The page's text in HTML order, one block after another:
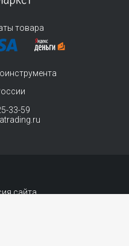
товара
33-59
сайта